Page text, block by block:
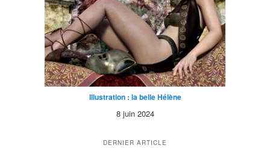
Illustration : la belle Hélène
8 juin 2024
DERNIER ARTICLE